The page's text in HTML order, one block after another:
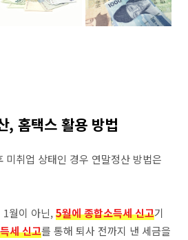
, 홈택스 활용 방법
미취업 상태인 경우 연말정산 방법은
1월이 아닌,5월에 종합소득세 신고기
세 신고를 통해 퇴사 전까지 낸 세금을